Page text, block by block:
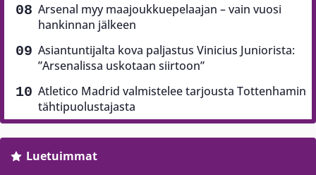
Arsenal myy maajoukkuepelaajan – vain vuosi
hankinnan jälkeen
Asiantuntijalta kova paljastus Vinicius Juniorista:
”Arsenalissa uskotaan siirtoon”
Atletico Madrid valmistelee tarjousta Tottenhamin
tähtipuolustajasta
Luetuimmat